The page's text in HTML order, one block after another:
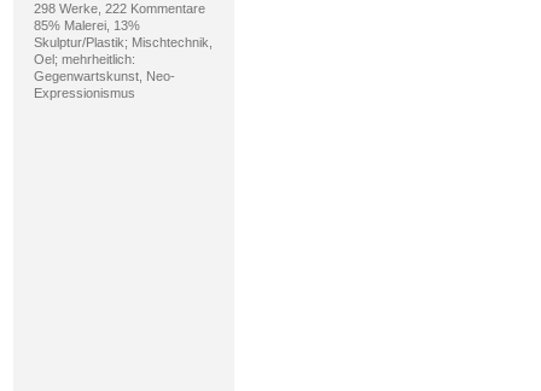
298 Werke, 222 Kommentare
85% Malerei, 13%
Skulptur/Plastik; Mischtechnik,
Oel; mehrheitlich:
Gegenwartskunst, Neo-
Expressionismus